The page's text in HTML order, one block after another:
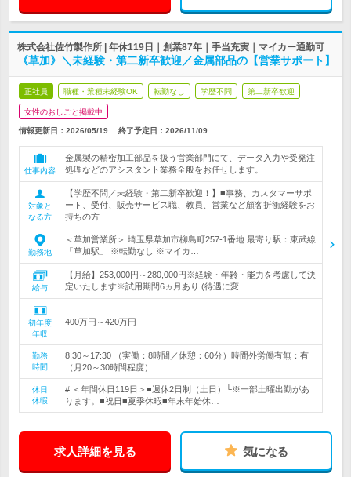
株式会社佐竹製作所 | 年休119日｜創業87年｜手当充実｜マイカー通勤可
《草加》＼未経験・第二新卒歓迎／金属部品の【営業サポート】
正社員 職種・業種未経験OK 転勤なし 学歴不問 第二新卒歓迎
女性のおしごと掲載中
情報更新日：2026/05/19 終了予定日： 2026/11/09
仕事内容
金属製の精密加工部品を扱う営業部門にて、データ入力や受発注
処理などのアシスタント業務全般をお任せします。
対象と
なる方
【学歴不問／未経験・第二新卒歓迎！】■事務、カスタマーサポ
ート、受付、販売サービス職、教員、営業など顧客折衝経験をお
持ちの方
勤務地
＜草加営業所＞ 埼玉県草加市柳島町257-1番地 最寄り駅：東武線
「草加駅」 ※転勤なし ※マイカ…
給与
【月給】253,000円～280,000円※経験・年齢・能力を考慮して決
定いたします※試用期間6ヵ月あり (待遇に変…
初年度
年収
400万円～420万円
勤務
時間
8:30～17:30 （実働：8時間／休憩：60分）時間外労働有無：有
（月20～30時間程度）
休日
休暇
# ＜年間休日119日＞■週休2日制（土日）└※一部土曜出勤があ
ります。■祝日■夏季休暇■年末年始休…
求人詳細を見る 気になる